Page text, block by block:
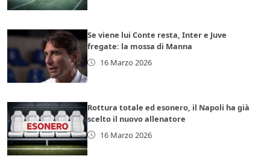
Se viene lui Conte resta, Inter e Juve
fregate: la mossa di Manna
16 Marzo 2026
Rottura totale ed esonero, il Napoli ha già
scelto il nuovo allenatore
16 Marzo 2026